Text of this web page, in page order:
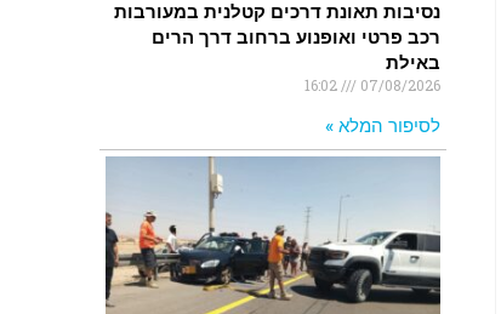
נסיבות תאונת דרכים קטלנית במעורבות
רכב פרטי ואופנוע ברחוב דרך הרים
באילת
07/08/2026
לסיפור המלא »